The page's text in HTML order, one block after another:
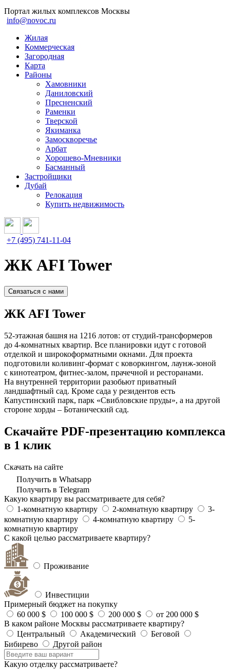
Портал жилых комплексов Москвы
info@novoc.ru
Жилая
Коммерческая
Загородная
Карта
Районы
Хамовники
Даниловский
Пресненский
Раменки
Тверской
Якиманка
Замоскворечье
Арбат
Хорошево-Мневники
Басманный
Застройщики
Дубай
Релокация
Купить недвижимость
+7 (495) 741-11-04
ЖК AFI Tower
Связаться с нами
ЖК AFI Tower
52-этажная башня на 1216 лотов: от студий-трансформеров
до 4-комнатных квартир. Все планировки идут с готовой
отделкой и широкоформатными окнами. Для проекта
подготовили коливинг-формат с коворкингом, лаунж-зоной
с кинотеатром, фитнес-залом, прачечной и ресторанами.
На внутренней территории разобьют приватный
ландшафтный сад. Кроме сада у резидентов есть
Капустинский парк, парк «Свибловские пруды», а на другой
стороне хорды – Ботанический сад.
Скачайте PDF-презентацию комплекса
в 1 клик
Скачать на сайте
Получить в Whatsapp
Получить в Telegram
Какую квартиру вы рассматриваете для себя?
1-комнатную квартиру
2-комнатную квартиру
3-
комнатную квартиру
4-комнатную квартиру
5-
комнатную квартиру
С какой целью рассматриваете квартиру?
Проживание
Инвестиции
Примерный бюджет на покупку
60 000 $
100 000 $ 200 000 $
от 200 000 $
В каком районе Москвы рассматриваете квартиру?
Центральный
Академический
Беговой
Бибирево
Другой район
Какую отделку рассматриваете?